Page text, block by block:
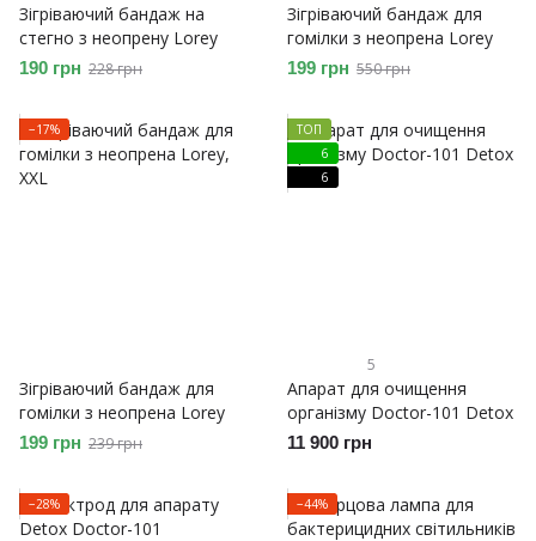
Зігріваючий бандаж на
стегно з неопрену Lorey
190 грн 228 грн
Зігріваючий бандаж для
гомілки з неопрена Lorey
199 грн 550 грн
−17%
Зігріваючий бандаж для
гомілки з неопрена Lorey
199 грн 239 грн
ТОП
6
6
5
Апарат для очищення
організму Doctor-101 Detox
11 900 грн
−28% −44%